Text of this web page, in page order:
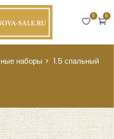
0
0
наборы
1.5 спальный